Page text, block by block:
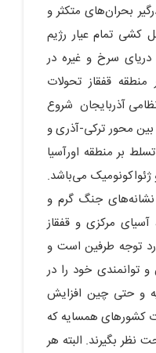
بحران‌های متکثر و
کشی تمام عیار رژیم
سرخ و غیره در
قفقاز تحولات
با عملیات نظامی آذربایجان شروع
محور ترکی-آذری و
بر منطقه اورآسیا
ژئواکونومیک می‌باشد.
جنگ گرم و
مرکزی و قفقاز
توجه طرفین است و
خود را در
و حتی چین افزایش
کشورهای همسایه که
نظر بگیرند. البته هر